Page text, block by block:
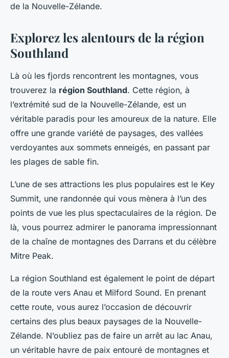
de la Nouvelle-Zélande.
Explorez les alentours de la région
Southland
Là où les fjords rencontrent les montagnes, vous
trouverez la région Southland. Cette région, à
l’extrémité sud de la Nouvelle-Zélande, est un
véritable paradis pour les amoureux de la nature. Elle
offre une grande variété de paysages, des vallées
verdoyantes aux sommets enneigés, en passant par
les plages de sable fin.
L’une de ses attractions les plus populaires est le Key
Summit, une randonnée qui vous mènera à l’un des
points de vue les plus spectaculaires de la région. De
là, vous pourrez admirer le panorama impressionnant
de la chaîne de montagnes des Darrans et du célèbre
Mitre Peak.
La région Southland est également le point de départ
de la route vers Anau et Milford Sound. En prenant
cette route, vous aurez l’occasion de découvrir
certains des plus beaux paysages de la Nouvelle-
Zélande. N’oubliez pas de faire un arrêt au lac Anau,
un véritable havre de paix entouré de montagnes et